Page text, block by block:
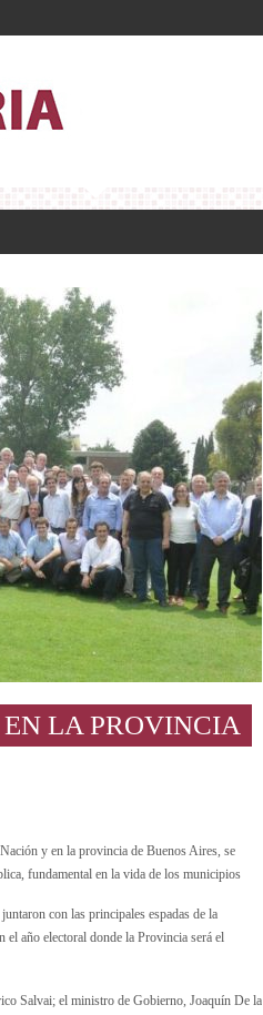
LA PROVINCIA
y en la provincia de Buenos Aires, se
fundamental en la vida de los municipios
con las principales espadas de la
el año electoral donde la Provincia será el
Salvai; el ministro de Gobierno, Joaquín De la